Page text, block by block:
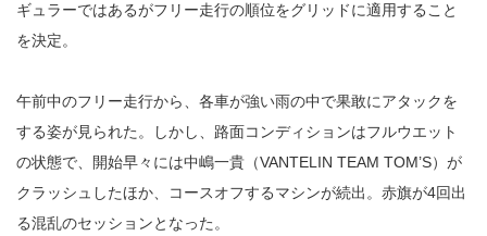
ギュラーではあるがフリー走行の順位をグリッドに適用すること
を決定。
午前中のフリー走行から、各車が強い雨の中で果敢にアタックを
する姿が見られた。しかし、路面コンディションはフルウエット
の状態で、開始早々には中嶋一貴（VANTELIN TEAM TOM’S）が
クラッシュしたほか、コースオフするマシンが続出。赤旗が4回出
る混乱のセッションとなった。